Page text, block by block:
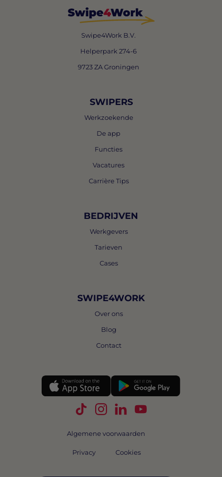
Swipe4Work B.V.
Helperpark 274-6
9723 ZA Groningen
SWIPERS
Werkzoekende
De app
Functies
Vacatures
Carrière Tips
BEDRIJVEN
Werkgevers
Tarieven
Cases
SWIPE4WORK
Over ons
Blog
Contact
Volg Swipe4Work op TikTok
Volg Swipe4Work op
Volg Swipe4Work op
Volg Swipe4Work
Algemene voorwaarden
Privacy Cookies